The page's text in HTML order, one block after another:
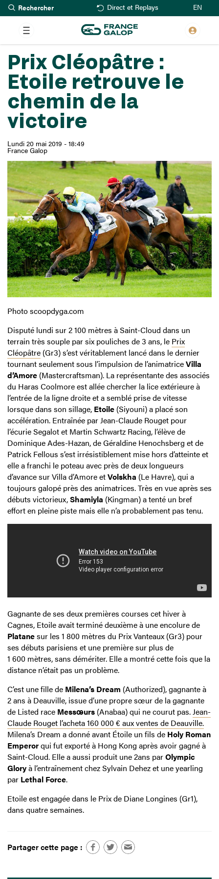
Aller
au
contenu
principal
Rechercher Direct et Replays EN
Prix Cléopâtre :
Etoile retrouve le
chemin de la
victoire
Lundi 20 mai 2019 - 18:49
France Galop
Photo scoopdyga.com
Disputé lundi sur 2 100 mètres à Saint-Cloud dans un
terrain très souple par six pouliches de 3 ans, le Prix
Cléopâtre (Gr3) s’est véritablement lancé dans le dernier
tournant seulement sous l’impulsion de l’animatriceVilla
d’Amore (Mastercraftsman). La représentante des associés
du Haras Coolmore est allée chercher la lice extérieure à
l’entrée de la ligne droite et a semblé prise de vitesse
lorsque dans son sillage, Etoile (Siyouni) a placé son
accélération. Entraînée par Jean-Claude Rouget pour
l’écurie Segalot et Martin Schwartz Racing, l’élève de
Dominique Ades-Hazan, de Géraldine Henochsberg et de
Patrick Fellous s’est irrésistiblement mise hors d’atteinte et
elle a franchi le poteau avec près de deux longueurs
d’avance sur Villa d’Amore etVolskha (Le Havre), qui a
toujours galopé près des animatrices. Très en vue après ses
débuts victorieux,Shamiyla (Kingman) a tenté un bref
effort en pleine piste mais elle n’a probablement pas tenu.
Gagnante de ses deux premières courses cet hiver à
Cagnes, Etoile avait terminé deuxième à une encolure de
Platanesur les 1 800 mètres du Prix Vanteaux (Gr3) pour
ses débuts parisiens et une première sur plus de
1 600 mètres, sans démériter. Elle a montré cette fois que la
distance n’était pas un problème.
C’est une fille de Milena’s Dream (Authorized), gagnante à
2 ans à Deauville, issue d’une propre sœur de la gagnante
de Listed race Messœurs (Anabaa) qui ne courut pas.Jean-
Claude Rouget l’acheta 160 000 € aux ventes de Deauville.
Milena’s Dream a donné avant Étoile un fils de Holy Roman
Emperorqui fut exporté à Hong Kong après avoir gagné à
Saint-Cloud. Elle a aussi produit une 2ans parOlympic
Gloryà l’entraînement chez Sylvain Dehez et une yearling
par Lethal Force.
Etoile est engagée dans le Prix de Diane Longines (Gr1),
dans quatre semaines.
Partager cette page :